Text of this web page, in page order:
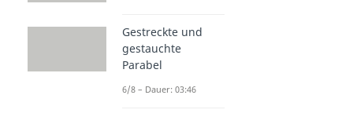
Gestreckte und
gestauchte
Parabel
6/8 – Dauer: 03:46